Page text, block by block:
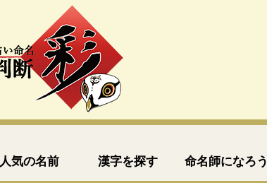
人気の名前 漢字を探す 命名師になろう